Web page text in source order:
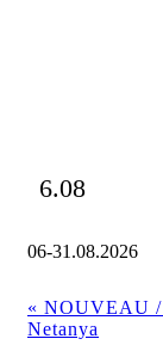
06-31.08.2026
« NOUVEAU /
Netanya
6.08